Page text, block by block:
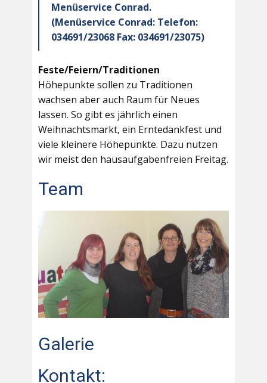
Menüservice Conrad.
(Menüservice Conrad: Telefon:
034691/23068 Fax: 034691/23075)
Feste/Feiern/Traditionen
Höhepunkte sollen zu Traditionen
wachsen aber auch Raum für Neues
lassen. So gibt es jährlich einen
Weihnachtsmarkt, ein Erntedankfest und
viele kleinere Höhepunkte. Dazu nutzen
wir meist den hausaufgabenfreien Freitag.
Team
Galerie
Kontakt: